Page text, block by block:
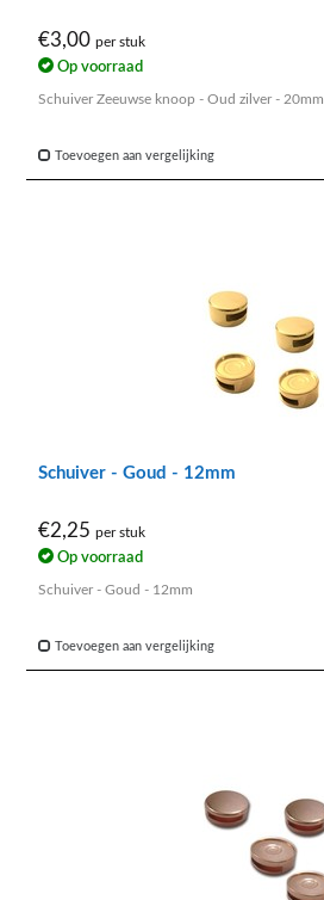
€3,00 per stuk
Op voorraad
Schuiver Zeeuwse knoop - Oud zilver - 20mm
Toevoegen aan vergelijking
Schuiver - Goud - 12mm
€2,25 per stuk
Op voorraad
Schuiver - Goud - 12mm
Toevoegen aan vergelijking